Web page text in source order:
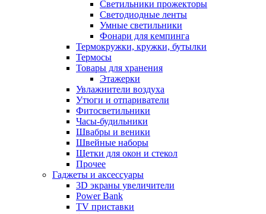
Светильники прожекторы
Светодиодные ленты
Умные светильники
Фонари для кемпинга
Термокружки, кружки, бутылки
Термосы
Товары для хранения
Этажерки
Увлажнители воздуха
Утюги и отпариватели
Фитосветильники
Часы-будильники
Швабры и веники
Швейные наборы
Щетки для окон и стекол
Прочее
Гаджеты и аксессуары
3D экраны увеличители
Power Bank
TV приставки